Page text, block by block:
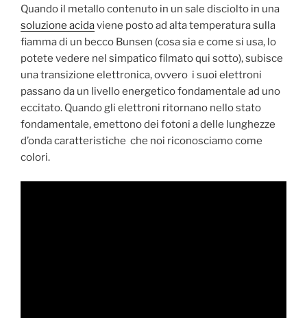
Quando il metallo contenuto in un sale disciolto in una
soluzione acidaviene posto ad alta temperatura sulla
fiamma di un becco Bunsen (cosa sia e come si usa, lo
potete vedere nel simpatico filmato qui sotto), subisce
una transizione elettronica, ovvero i suoi elettroni
passano da un livello energetico fondamentale ad uno
eccitato. Quando gli elettroni ritornano nello stato
fondamentale, emettono dei fotoni a delle lunghezze
d’onda caratteristiche che noi riconosciamo come
colori.